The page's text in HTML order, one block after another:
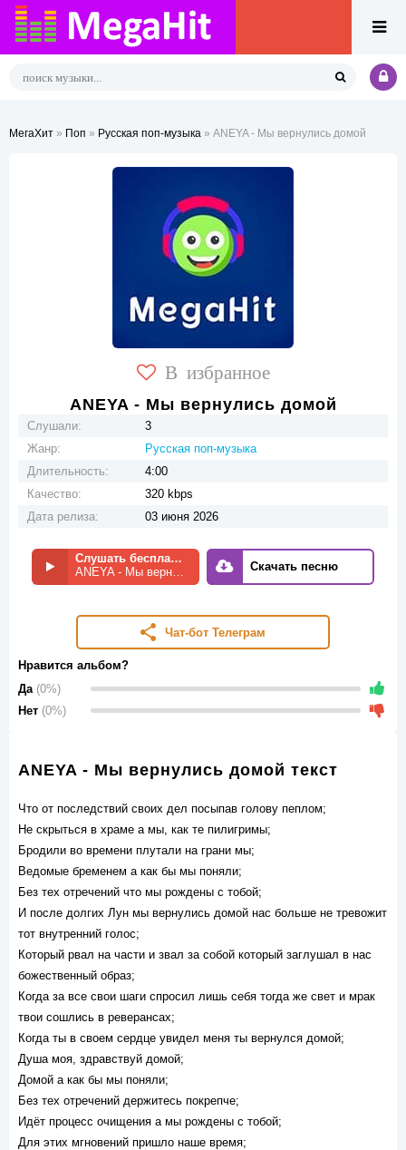
МегаХит » Поп » Русская поп-музыка » ANEYA - Мы вернулись домой
В избранное
ANEYA - Мы вернулись домой
Слушали:
3
Жанр:
Русская поп-музыка
Длительность:
4:00
Качество:
320 kbps
Дата релиза:
03 июня 2026
Слушать бесплатно
ANEYA - Мы вернулись домой
Скачать песню
Чат-бот Телеграм
Нравится альбом?
Да (0%)
Нет (0%)
ANEYA - Мы вернулись домой текст
Что от последствий своих дел посыпав голову пеплом;
Не скрыться в храме а мы, как те пилигримы;
Бродили во времени плутали на грани мы;
Ведомые бременем а как бы мы поняли;
Без тех отречений что мы рождены с тобой;
И после долгих Лун мы вернулись домой нас больше не тревожит
тот внутренний голос;
Который рвал на части и звал за собой который заглушал в нас
божественный образ;
Когда за все свои шаги спросил лишь себя тогда же свет и мрак
твои сошлись в реверансах;
Когда ты в своем сердце увидел меня ты вернулся домой;
Душа моя, здравствуй домой;
Домой а как бы мы поняли;
Без тех отречений держитесь покрепче;
Идёт процесс очищения а мы рождены с тобой;
Для этих мгновений пришло наше время;